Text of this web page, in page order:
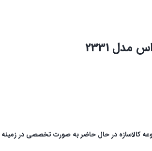
2331
در حال حاضر به صورت تخصصی در زمینه